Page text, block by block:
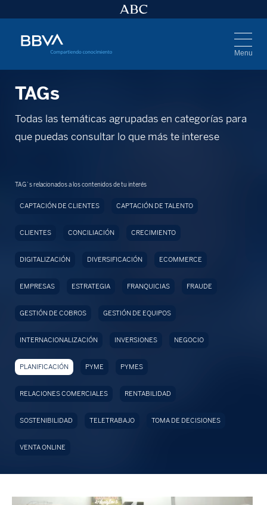
Menu
TAGs
Todas las temáticas agrupadas en categorías para
que puedas consultar lo que más te interese
TAG`s relacionados a los contenidos de tu interés
CAPTACIÓN DE CLIENTES CAPTACIÓN DE TALENTO
CLIENTES CONCILIACIÓN CRECIMIENTO
DIGITALIZACIÓN DIVERSIFICACIÓN ECOMMERCE
EMPRESAS ESTRATEGIA FRANQUICIAS FRAUDE
GESTIÓN DE COBROS GESTIÓN DE EQUIPOS
INTERNACIONALIZACIÓN INVERSIONES NEGOCIO
PLANIFICACIÓN PYME PYMES
RELACIONES COMERCIALES RENTABILIDAD
SOSTENIBILIDAD TELETRABAJO TOMA DE DECISIONES
VENTA ONLINE